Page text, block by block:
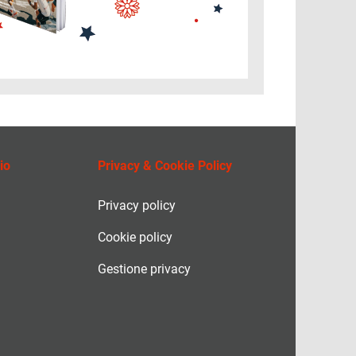
Privacy & Cookie Policy
Privacy policy
Cookie policy
Gestione privacy